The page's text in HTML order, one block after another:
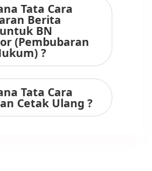
Tata Cara
Berita
BN
(Pembubaran
?
Tata Cara
Cetak Ulang ?